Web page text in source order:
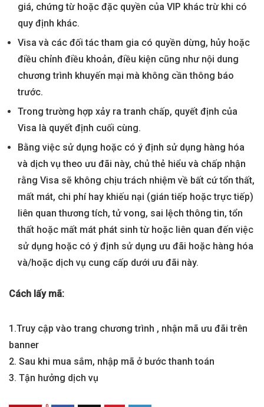
giá, chứng từ hoặc đặc quyền của VIP khác trừ khi có
quy định khác.
Visa và các đối tác tham gia có quyền dừng, hủy hoặc
điều chỉnh điều khoản, điều kiện cũng như nội dung
chương trình khuyến mại mà không cần thông báo
trước.
Trong trường hợp xảy ra tranh chấp, quyết định của
Visa là quyết định cuối cùng.
Bằng việc sử dụng hoặc có ý định sử dụng hàng hóa
và dịch vụ theo ưu đãi này, chủ thẻ hiểu và chấp nhận
rằng Visa sẽ không chịu trách nhiệm về bất cứ tổn thất,
mất mát, chi phí hay khiếu nại (gián tiếp hoặc trực tiếp)
liên quan thương tích, tử vong, sai lệch thông tin, tổn
thất hoặc mất mát phát sinh từ hoặc liên quan đến việc
sử dụng hoặc có ý định sử dụng ưu đãi hoặc hàng hóa
và/hoặc dịch vụ cung cấp dưới ưu đãi này.
Cách lấy mã:
1.Truy cập vào trang chương trình , nhận mã ưu đãi trên
banner
2. Sau khi mua sắm, nhập mã ở bước thanh toán
3. Tận hưởng dịch vụ